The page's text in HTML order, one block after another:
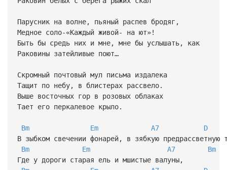
Парусник на волне, пьяный распев бродяг,
Медное соло-«Каждый живой- на ют»!
Быть бы средь них и мне, мне бы услышать, как
Раковины затейливые поют…
Скромный почтовый мул письма издалека
Тащит по небу, в блистерах рассвело.
Выше восточных гор в розовых облаках
Тает его перкалевое крыло.
Bm Em A7
D
В зыбком свечении фонарей, в зябкую предрассветную
Bm
Em A7
Bm
Где у дороги старая ель и мшистые валуны,